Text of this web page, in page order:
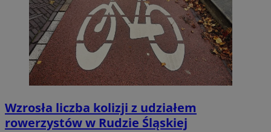
Wzrosła liczba kolizji z udziałem
rowerzystów w Rudzie Śląskiej